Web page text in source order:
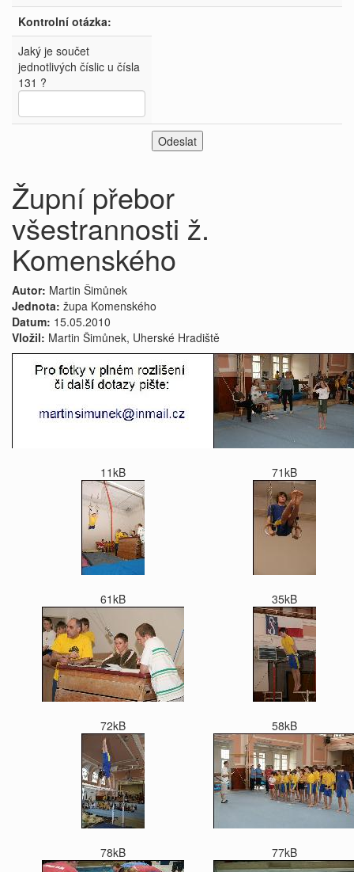
Kontrolní otázka:
Jaký je součet
jednotlivých číslic u čísla
131 ?
Župní přebor
všestrannosti ž.
Komenského
Autor: Martin Šimůnek
Jednota: župa Komenského
Datum: 15.05.2010
Vložil: Martin Šimůnek, Uherské Hradiště
11kB 71kB
61kB 35kB
72kB 58kB
78kB 77kB